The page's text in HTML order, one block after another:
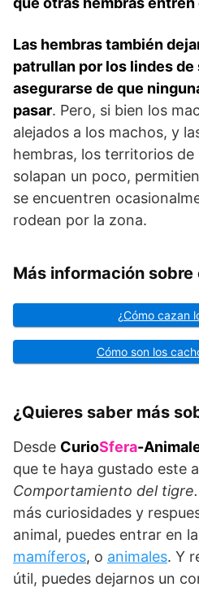
Las hembras también
patrullan por los lindes de
asegurarse de que
pasar. Pero, si bien los
alejados a los machos, y
hembras, los territorios
solapan un poco,
se encuentren
rodean por la zona.
Más información sobre
¿Cómo cazan
Cómo son los
¿Quieres saber más
Desde CurioSfera-
que te haya gustado este
Comportamiento del tigre.
más curiosidades y
animal, puedes entrar en
mamíferos, o animales. Y
útil, puedes dejarnos un